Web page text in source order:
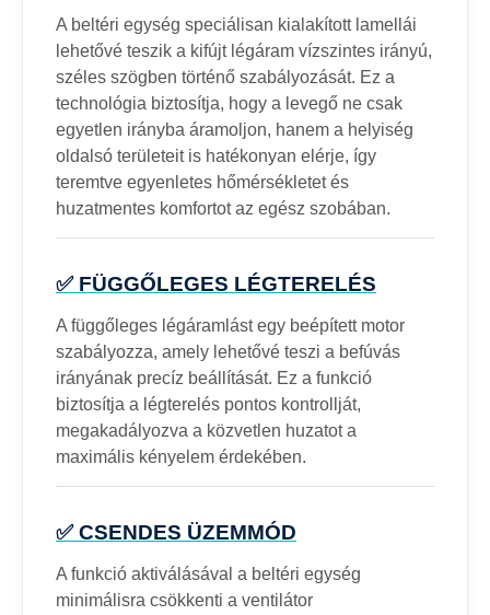
A beltéri egység speciálisan kialakított lamellái
lehetővé teszik a kifújt légáram vízszintes irányú,
széles szögben történő szabályozását. Ez a
technológia biztosítja, hogy a levegő ne csak
egyetlen irányba áramoljon, hanem a helyiség
oldalsó területeit is hatékonyan elérje, így
teremtve egyenletes hőmérsékletet és
huzatmentes komfortot az egész szobában.
✅ FÜGGŐLEGES LÉGTERELÉS
A függőleges légáramlást egy beépített motor
szabályozza, amely lehetővé teszi a befúvás
irányának precíz beállítását. Ez a funkció
biztosítja a légterelés pontos kontrollját,
megakadályozva a közvetlen huzatot a
maximális kényelem érdekében.
✅ CSENDES ÜZEMMÓD
A funkció aktiválásával a beltéri egység
minimálisra csökkenti a ventilátor